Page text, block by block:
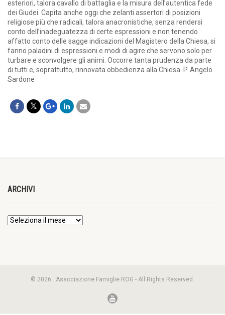
esteriori, talora cavallo di battaglia e la misura dell’autentica fede
dei Giudei. Capita anche oggi che zelanti assertori di posizioni
religiose più che radicali, talora anacronistiche, senza rendersi
conto dell’inadeguatezza di certe espressioni e non tenendo
affatto conto delle sagge indicazioni del Magistero della Chiesa, si
fanno paladini di espressioni e modi di agire che servono solo per
turbare e sconvolgere gli animi. Occorre tanta prudenza da parte
di tutti e, soprattutto, rinnovata obbedienza alla Chiesa. P. Angelo
Sardone
ARCHIVI
© 2026 . Associazione Famiglie ROG - All Rights Reserved.